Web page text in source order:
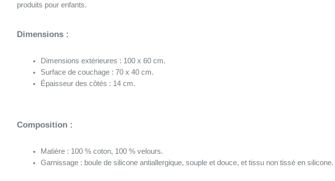
produits pour enfants.
Dimensions :
Dimensions extérieures : 100 x 60 cm.
Surface de couchage : 70 x 40 cm.
Épaisseur des côtés : 14 cm.
Composition :
Matière : 100 % coton, 100 % velours.
Garnissage : boule de silicone antiallergique, souple et douce, et tissu non tissé en silicone.